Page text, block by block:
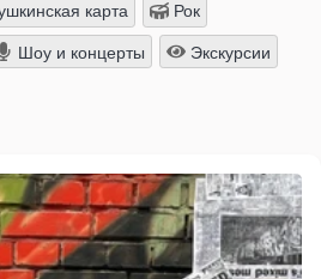
карта Рок
Шоу и концерты Экскурсии